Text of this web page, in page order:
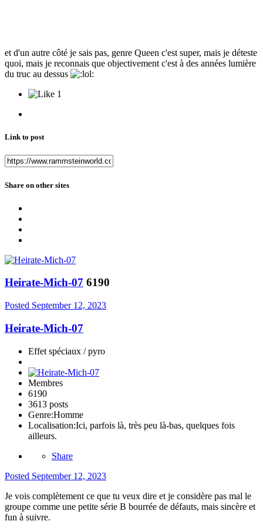
et d'un autre côté je sais pas, genre Queen c'est super, mais je déteste
quoi, mais je reconnais que objectivement c'est à des années lumière
du truc au dessus
1
Link to post
Share on other sites
Heirate-Mich-07 6190
Posted September 12, 2023
Heirate-Mich-07
Effet spéciaux / pyro
Membres
6190
3613 posts
Genre:Homme
Localisation:Ici, parfois là, très peu là-bas, quelques fois
ailleurs.
Share
Posted September 12, 2023
Je vois complètement ce que tu veux dire et je considère pas mal le
groupe comme une petite série B bourrée de défauts, mais sincère et
fun à suivre.